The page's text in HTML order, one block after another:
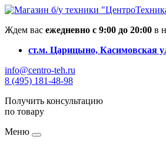
Ждем вас ежедневно с 9:00 до 20:00 в
ст.м. Царицыно, Касимовская
info@centro-teh.ru
8 (495) 181-48-98
Получить консультацию
по товару
Меню